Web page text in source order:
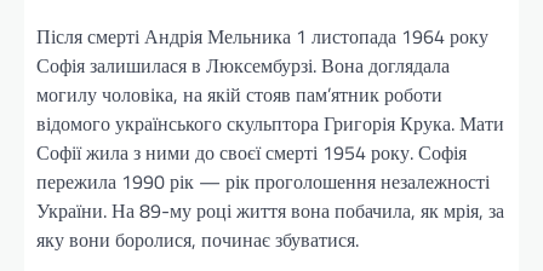
Після смерті Андрія Мельника 1 листопада 1964 року
Софія залишилася в Люксембурзі. Вона доглядала
могилу чоловіка, на якій стояв пам’ятник роботи
відомого українського скульптора Григорія Крука. Мати
Софії жила з ними до своєї смерті 1954 року. Софія
пережила 1990 рік — рік проголошення незалежності
України. На 89-му році життя вона побачила, як мрія, за
яку вони боролися, починає збуватися.